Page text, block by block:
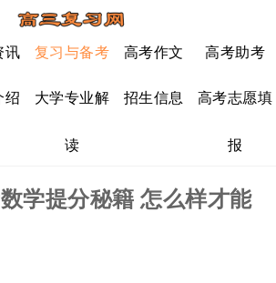
讯 复习与备考 高考作文 高考助考
绍 大学专业解
读
招生信息 高考志愿填
报
学提分秘籍 怎么样才能